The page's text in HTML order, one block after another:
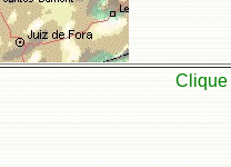
Clique